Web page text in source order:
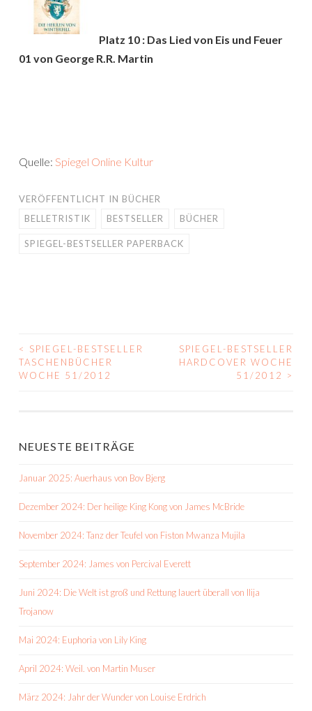
Platz 10 : Das Lied von Eis und Feuer
01 von George R.R. Martin
Quelle: Spiegel Online Kultur
VERÖFFENTLICHT IN BÜCHER
BELLETRISTIK
BESTSELLER BÜCHER
SPIEGEL-BESTSELLER PAPERBACK
BEITRAGS-
NAVIGATION
<
SPIEGEL-BESTSELLER
TASCHENBÜCHER
WOCHE 51/2012
SPIEGEL-BESTSELLER
HARDCOVER WOCHE
51/2012
>
NEUESTE BEITRÄGE
Januar 2025: Auerhaus von Bov Bjerg
Dezember 2024: Der heilige King Kong von James McBride
November 2024: Tanz der Teufel von Fiston Mwanza Mujila
September 2024: James von Percival Everett
Juni 2024: Die Welt ist groß und Rettung lauert überall von Ilija
Trojanow
Mai 2024: Euphoria von Lily King
April 2024: Weil. von Martin Muser
März 2024: Jahr der Wunder von Louise Erdrich